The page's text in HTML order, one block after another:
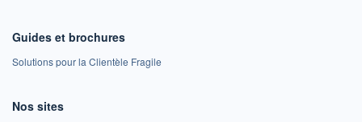
Guides et brochures
Solutions pour la Clientèle Fragile
Nos sites